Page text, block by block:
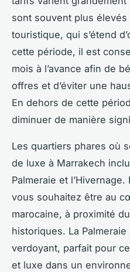
sont souvent plus
touristique, qui s’étend
cette période, il est
mois à l’avance afin de
offres et d’éviter une
En dehors de cette
diminuer de manière
Les quartiers phares où
de luxe à Marrakech
Palmeraie et
vous souhaitez être au
marocaine, à proximité
historiques. La
verdoyant, parfait pour
et luxe dans un